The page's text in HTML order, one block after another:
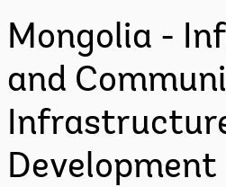
Mongolia -
and
Development